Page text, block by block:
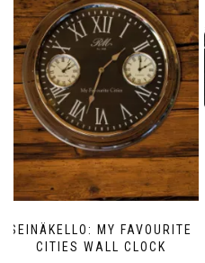
SEINÄKELLO: MY FAVOURITE
CITIES WALL CLOCK